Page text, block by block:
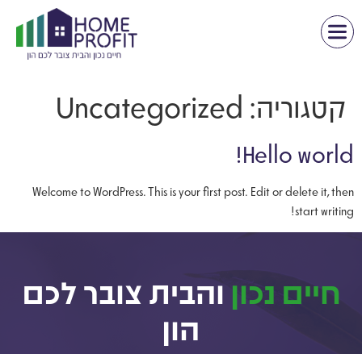
קטגוריה: Uncategorized
Hello world!
Welcome to WordPress. This is your first post. Edit or delete it, then
start writing!
חיים נכון והבית צובר לכם
הון